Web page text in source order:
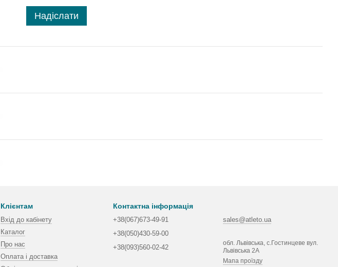
Надіслати
Клієнтам
Вхід до кабінету
Каталог
Про нас
Оплата і доставка
Контактна інформація
+38(067)673-49-91
+38(050)430-59-00
+38(093)560-02-42
sales@atleto.ua
обл. Львівська, с.Гостинцеве вул.
Львівська 2А
Мапа проїзду